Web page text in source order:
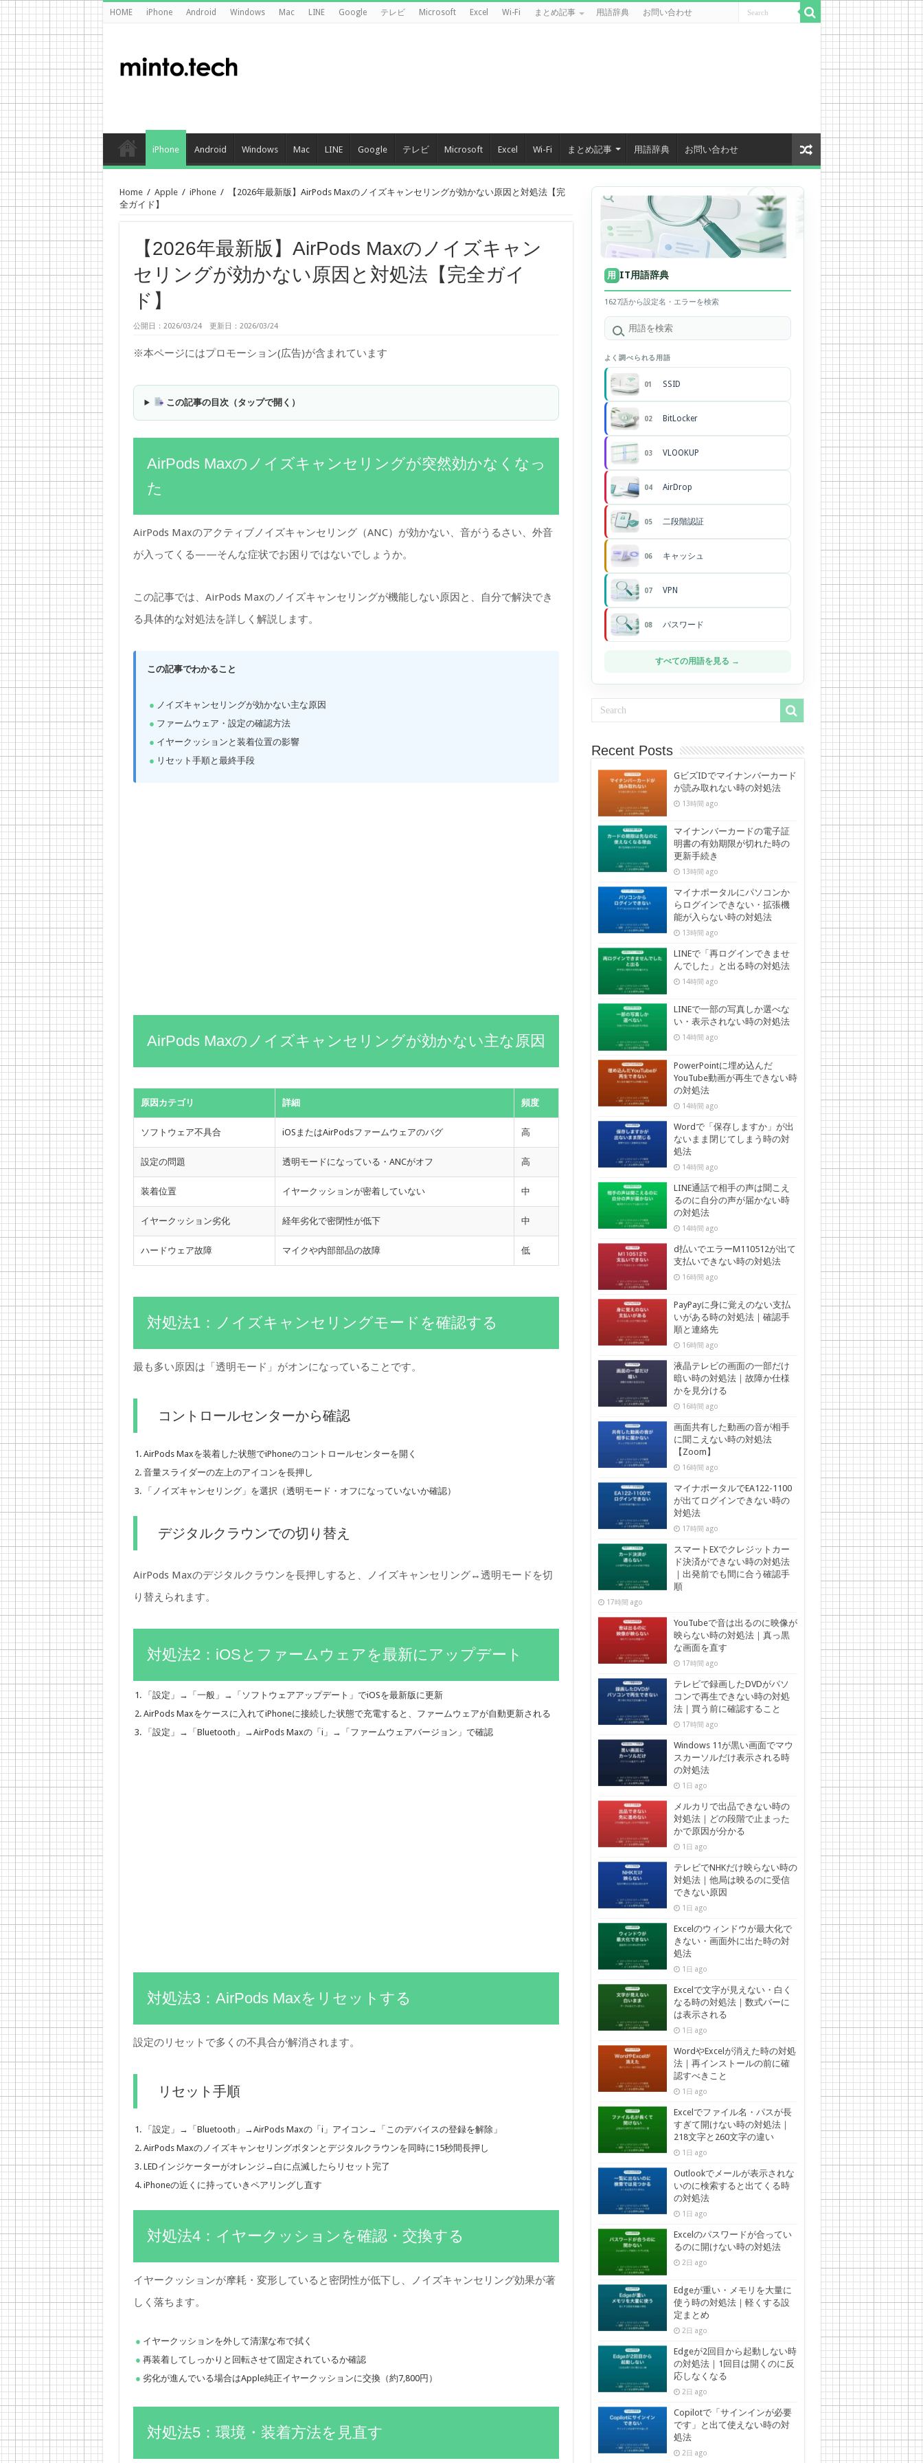
HOME iPhone Android Windows Mac LINE Google テレビ Microsoft Excel Wi-Fi まとめ記事 用語辞典 お問い合わせ
iPhone Android Windows Mac LINE Google テレビ Microsoft Excel Wi-Fi まとめ記事 用語辞典 お問い合わせ
Home / Apple / iPhone /
【2026年最新版】AirPods Maxのノイズキャンセリングが効かない原因と対処法【完
全ガイド】
【2026年最新版】AirPods Maxのノイズキャン
セリングが効かない原因と対処法【完全ガイ
ド】
公開日：2026/03/24 更新日：2026/03/24
※本ページにはプロモーション(広告)が含まれています
この記事の目次（タップで開く）
AirPods Maxのノイズキャンセリングが突然効かなくなっ
た
AirPods Maxのアクティブノイズキャンセリング（ANC）が効かない、音がうるさい、外音
が入ってくる——そんな症状でお困りではないでしょうか。
この記事では、AirPods Maxのノイズキャンセリングが機能しない原因と、自分で解決でき
る具体的な対処法を詳しく解説します。
この記事でわかること
ノイズキャンセリングが効かない主な原因
ファームウェア・設定の確認方法
イヤークッションと装着位置の影響
リセット手順と最終手段
AirPods Maxのノイズキャンセリングが効かない主な原因
原因カテゴリ 詳細 頻度
ソフトウェア不具合 iOSまたはAirPodsファームウェアのバグ 高
設定の問題 透明モードになっている・ANCがオフ 高
装着位置 イヤークッションが密着していない 中
イヤークッション劣化 経年劣化で密閉性が低下 中
ハードウェア故障 マイクや内部部品の故障 低
対処法1：ノイズキャンセリングモードを確認する
最も多い原因は「透明モード」がオンになっていることです。
コントロールセンターから確認
AirPods Maxを装着した状態でiPhoneのコントロールセンターを開く
音量スライダーの左上のアイコンを長押し
「ノイズキャンセリング」を選択（透明モード・オフになっていないか確認）
デジタルクラウンでの切り替え
AirPods Maxのデジタルクラウンを長押しすると、ノイズキャンセリング↔透明モードを切
り替えられます。
対処法2：iOSとファームウェアを最新にアップデート
「設定」→「一般」→「ソフトウェアアップデート」でiOSを最新版に更新
AirPods Maxをケースに入れてiPhoneに接続した状態で充電すると、ファームウェアが自動更新される
「設定」→「Bluetooth」→AirPods Maxの「i」→「ファームウェアバージョン」で確認
対処法3：AirPods Maxをリセットする
設定のリセットで多くの不具合が解消されます。
リセット手順
「設定」→「Bluetooth」→AirPods Maxの「i」アイコン→「このデバイスの登録を解除」
AirPods Maxのノイズキャンセリングボタンとデジタルクラウンを同時に15秒間長押し
LEDインジケーターがオレンジ→白に点滅したらリセット完了
iPhoneの近くに持っていきペアリングし直す
対処法4：イヤークッションを確認・交換する
イヤークッションが摩耗・変形していると密閉性が低下し、ノイズキャンセリング効果が著
しく落ちます。
イヤークッションを外して清潔な布で拭く
再装着してしっかりと回転させて固定されているか確認
劣化が進んでいる場合はApple純正イヤークッションに交換（約7,800円）
対処法5：環境・装着方法を見直す
用 IT用語辞典
1627語から設定名・エラーを検索
よく調べられる用語
01 SSID
02 BitLocker
03 VLOOKUP
04 AirDrop
05 二段階認証
06 キャッシュ
07 VPN
08 パスワード
すべての用語を見る →
Recent Posts
GビズIDでマイナンバーカード
が読み取れない時の対処法
13時間 ago
マイナンバーカードの電子証
明書の有効期限が切れた時の
更新手続き
13時間 ago
マイナポータルにパソコンか
らログインできない・拡張機
能が入らない時の対処法
13時間 ago
LINEで「再ログインできませ
んでした」と出る時の対処法
14時間 ago
LINEで一部の写真しか選べな
い・表示されない時の対処法
14時間 ago
PowerPointに埋め込んだ
YouTube動画が再生できない時
の対処法
14時間 ago
Wordで「保存しますか」が出
ないまま閉じてしまう時の対
処法
14時間 ago
LINE通話で相手の声は聞こえ
るのに自分の声が届かない時
の対処法
14時間 ago
d払いでエラーM110512が出て
支払いできない時の対処法
16時間 ago
PayPayに身に覚えのない支払
いがある時の対処法｜確認手
順と連絡先
16時間 ago
液晶テレビの画面の一部だけ
暗い時の対処法｜故障か仕様
かを見分ける
16時間 ago
画面共有した動画の音が相手
に聞こえない時の対処法
【Zoom】
16時間 ago
マイナポータルでEA122-1100
が出てログインできない時の
対処法
17時間 ago
スマートEXでクレジットカー
ド決済ができない時の対処法
｜出発前でも間に合う確認手
順
17時間 ago
YouTubeで音は出るのに映像が
映らない時の対処法｜真っ黒
な画面を直す
17時間 ago
テレビで録画したDVDがパソ
コンで再生できない時の対処
法｜買う前に確認すること
17時間 ago
Windows 11が黒い画面でマウ
スカーソルだけ表示される時
の対処法
1日 ago
メルカリで出品できない時の
対処法｜どの段階で止まった
かで原因が分かる
1日 ago
テレビでNHKだけ映らない時の
対処法｜他局は映るのに受信
できない原因
1日 ago
Excelのウィンドウが最大化で
きない・画面外に出た時の対
処法
1日 ago
Excelで文字が見えない・白く
なる時の対処法｜数式バーに
は表示される
1日 ago
WordやExcelが消えた時の対処
法｜再インストールの前に確
認すべきこと
1日 ago
Excelでファイル名・パスが長
すぎて開けない時の対処法｜
218文字と260文字の違い
1日 ago
Outlookでメールが表示されな
いのに検索すると出てくる時
の対処法
1日 ago
Excelのパスワードが合ってい
るのに開けない時の対処法
2日 ago
Edgeが重い・メモリを大量に
使う時の対処法｜軽くする設
定まとめ
2日 ago
Edgeが2回目から起動しない時
の対処法｜1回目は開くのに反
応しなくなる
2日 ago
Copilotで「サインインが必要
です」と出て使えない時の対
処法
2日 ago